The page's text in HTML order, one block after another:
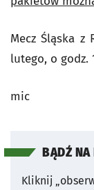
Mecz Śląska z
lutego, o godz.
mic
BĄDŹ
Kliknij